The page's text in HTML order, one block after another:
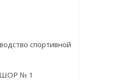
спортивной
№ 1